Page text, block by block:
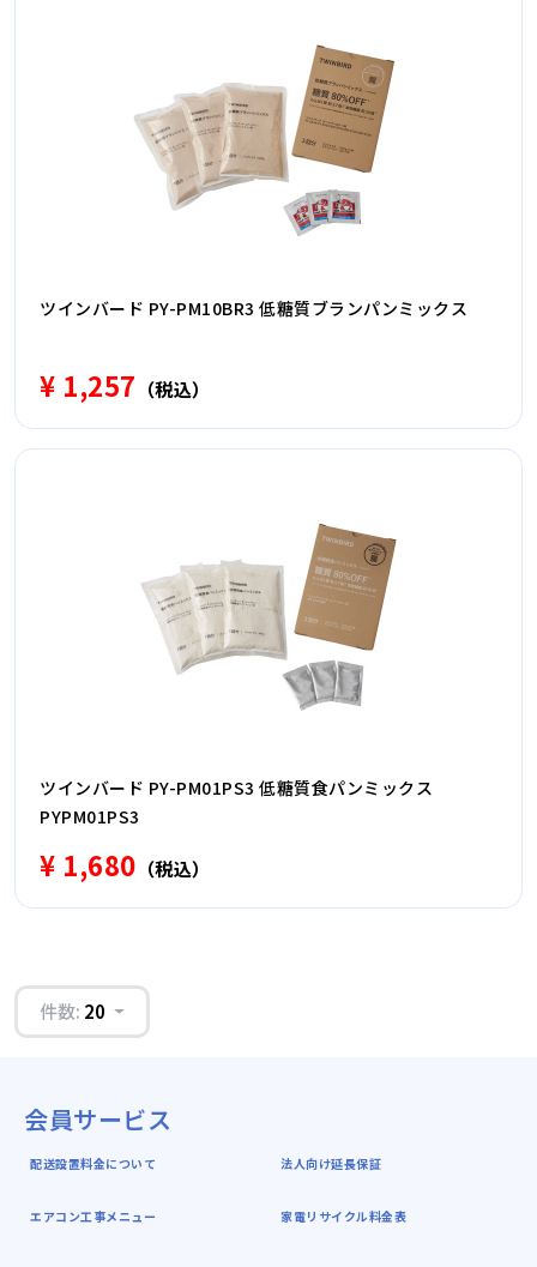
ツインバード PY-PM10BR3 低糖質ブランパンミックス
¥ 1,257 （税込）
ツインバード PY-PM01PS3 低糖質食パンミックス
PYPM01PS3
¥ 1,680 （税込）
件数: 20
会員サービス
配送設置料金について
エアコン工事メニュー
法人向け延長保証
家電リサイクル料金表